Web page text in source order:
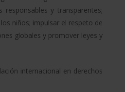
y transparentes;
niños; impulsar el respeto de
globales y promover leyes y
internacional en derechos